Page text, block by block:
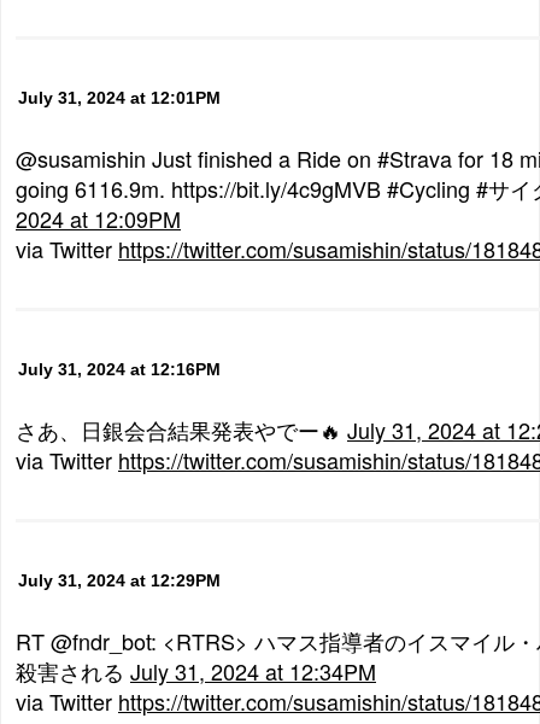
July 31, 2024 at 12:01PM
@susamishin Just finished a Ride on #Strava for 18
going 6116.9m. https://bit.ly/4c9gMVB #Cycling #サ
2024 at 12:09PM
via Twitter https://twitter.com/susamishin/status/
July 31, 2024 at 12:16PM
さあ、日銀会合結果発表やでー🔥 July 31, 2024 at
via Twitter https://twitter.com/susamishin/status/
July 31, 2024 at 12:29PM
RT @fndr_bot: <RTRS> ハマス指導者のイスマイル
殺害される July 31, 2024 at 12:34PM
via Twitter https://twitter.com/susamishin/status/